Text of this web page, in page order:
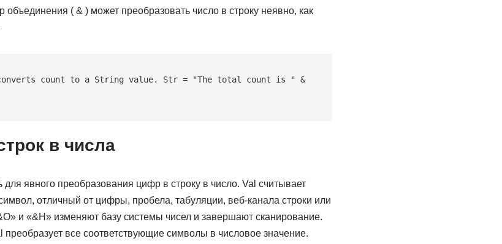
( & ) может преобразовать число в строку неявно, как
count to a String value. Str = "The total count is " &
в числа
явного преобразования цифр в строку в число. Val считывает
отличный от цифры, пробела, табуляции, веб-канала строки или
и «&H» изменяют базу системы чисел и завершают сканирование.
преобразует все соответствующие символы в числовое значение.